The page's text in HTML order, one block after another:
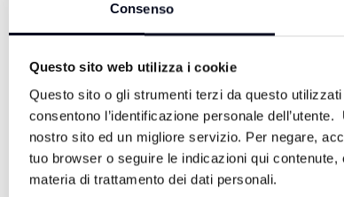
Consenso
Questo sito web utilizza i cookie
Questo sito o gli strumenti terzi da questo
consentono l’identificazione personale
nostro sito ed un migliore servizio. Per negare,
tuo browser o seguire le indicazioni qui
materia di trattamento dei dati personali.
ALTRE NOTIZIE DI SPORT